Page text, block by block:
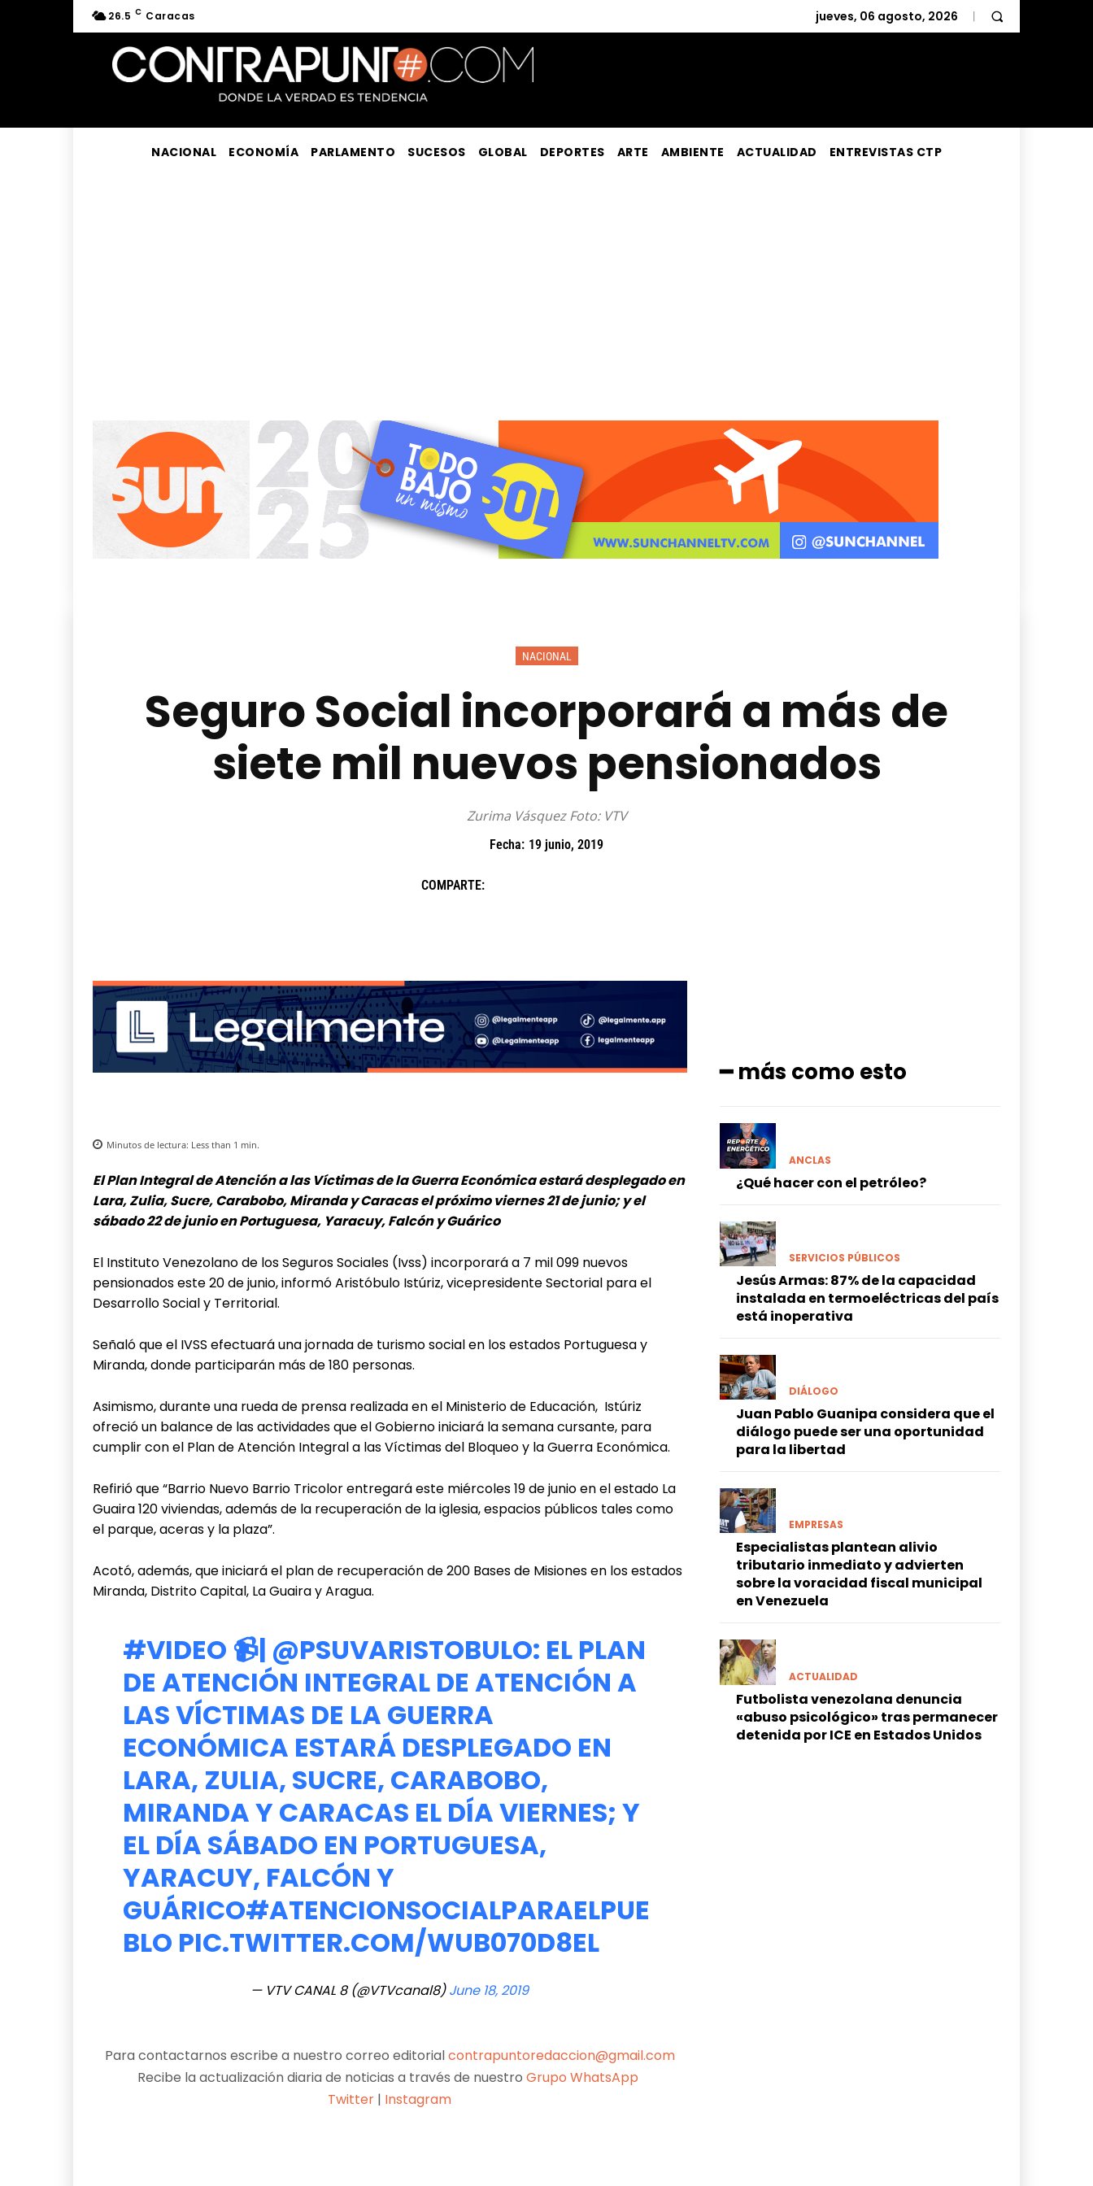
26.5 C Caracas jueves, 06 agosto, 2026
NACIONAL ECONOMÍA PARLAMENTO SUCESOS GLOBAL DEPORTES ARTE AMBIENTE ACTUALIDAD ENTREVISTAS CTP
NACIONAL
Seguro Social incorporará a más de
siete mil nuevos pensionados
Zurima Vásquez Foto: VTV
Fecha: 19 junio, 2019
COMPARTE:
Minutos de lectura: Less than 1 min.
El Plan Integral de Atención a las Víctimas de la Guerra Económica estará desplegado en
Lara, Zulia, Sucre, Carabobo, Miranda y Caracas el próximo viernes 21 de junio; y el
sábado 22 de junio en Portuguesa, Yaracuy, Falcón y Guárico
El Instituto Venezolano de los Seguros Sociales (Ivss) incorporará a 7 mil 099 nuevos
pensionados este 20 de junio, informó Aristóbulo Istúriz, vicepresidente Sectorial para el
Desarrollo Social y Territorial.
Señaló que el IVSS efectuará una jornada de turismo social en los estados Portuguesa y
Miranda, donde participarán más de 180 personas.
Asimismo, durante una rueda de prensa realizada en el Ministerio de Educación, Istúriz
ofreció un balance de las actividades que el Gobierno iniciará la semana cursante, para
cumplir con el Plan de Atención Integral a las Víctimas del Bloqueo y la Guerra Económica.
Refirió que “Barrio Nuevo Barrio Tricolor entregará este miércoles 19 de junio en el estado La
Guaira 120 viviendas, además de la recuperación de la iglesia, espacios públicos tales como
el parque, aceras y la plaza”.
Acotó, además, que iniciará el plan de recuperación de 200 Bases de Misiones en los estados
Miranda, Distrito Capital, La Guaira y Aragua.
#VIDEO 📹| @PSUVARISTOBULO: EL PLAN
DE ATENCIÓN INTEGRAL DE ATENCIÓN A
LAS VÍCTIMAS DE LA GUERRA
ECONÓMICA ESTARÁ DESPLEGADO EN
LARA, ZULIA, SUCRE, CARABOBO,
MIRANDA Y CARACAS EL DÍA VIERNES; Y
EL DÍA SÁBADO EN PORTUGUESA,
YARACUY, FALCÓN Y
GUÁRICO#ATENCIONSOCIALPARAELPUE
BLO PIC.TWITTER.COM/WUB070D8EL
— VTV CANAL 8 (@VTVcanal8)June 18, 2019
Para contactarnos escribe a nuestro correo editorialcontrapuntoredaccion@gmail.com
Recibe la actualización diaria de noticias a través de nuestroGrupo WhatsApp
Twitter | Instagram
━ más como esto
ANCLAS
¿Qué hacer con el petróleo?
SERVICIOS PÚBLICOS
Jesús Armas: 87% de la capacidad
instalada en termoeléctricas del país
está inoperativa
DIÁLOGO
Juan Pablo Guanipa considera que el
diálogo puede ser una oportunidad
para la libertad
EMPRESAS
Especialistas plantean alivio
tributario inmediato y advierten
sobre la voracidad fiscal municipal
en Venezuela
ACTUALIDAD
Futbolista venezolana denuncia
«abuso psicológico» tras permanecer
detenida por ICE en Estados Unidos